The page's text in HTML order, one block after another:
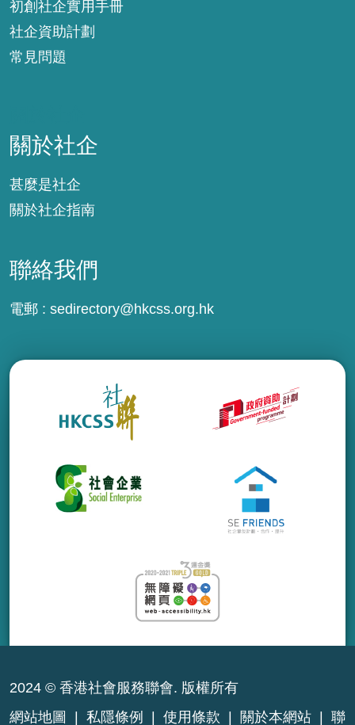
初創社企實用手冊
社企資助計劃
常見問題
關於社企
甚麼是社企
關於社企指南
聯絡我們
電郵 : sedirectory@hkcss.org.hk
2024 © 香港社會服務聯會. 版權所有
網站地圖
私隱條例 使用條款 關於本網站 聯